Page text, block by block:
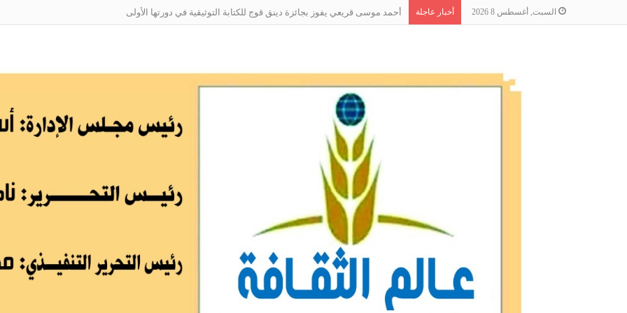
السبت, أغسطس 8 2026 أخبار عاجلة أحمد موسى قريعي يفوز بجائزة دينق قوج للكتابة التوثيقية في دورتها الأولى